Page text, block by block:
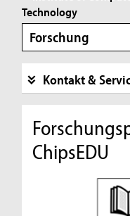
Technology
Forschung
Kontakt &
ChipsEDU